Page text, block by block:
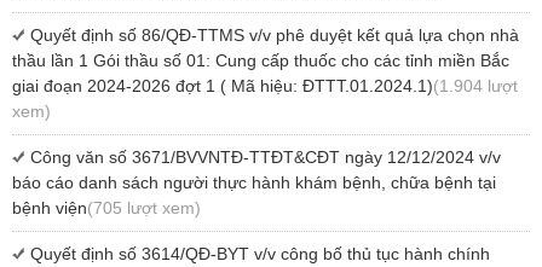
Quyết định số 86/QĐ-TTMS v/v phê duyệt kết quả lựa chọn nhà
thầu lần 1 Gói thầu số 01: Cung cấp thuốc cho các tỉnh miền Bắc
giai đoạn 2024-2026 đợt 1 ( Mã hiệu: ĐTTT.01.2024.1)(1.904 lượt
xem)
Công văn số 3671/BVVNTĐ-TTĐT&CĐT ngày 12/12/2024 v/v
báo cáo danh sách người thực hành khám bệnh, chữa bệnh tại
bệnh viện(705 lượt xem)
Quyết định số 3614/QĐ-BYT v/v công bố thủ tục hành chính